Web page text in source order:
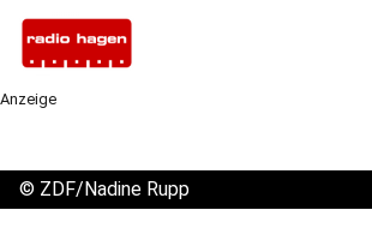
Anzeige
© ZDF/Nadine Rupp